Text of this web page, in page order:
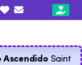
Ascendido Saint